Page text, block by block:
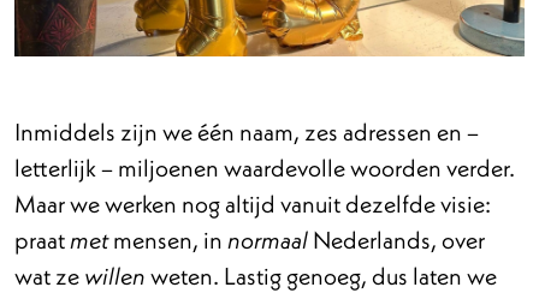
Inmiddels zijn we één naam, zes adressen en –
letterlijk – miljoenen waardevolle woorden verder.
Maar we werken nog altijd vanuit dezelfde visie:
praatmetmensen, in normaal Nederlands, over
wat ze willen weten. Lastig genoeg, dus laten we